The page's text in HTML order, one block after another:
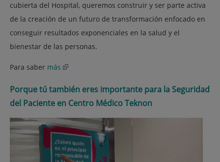
cubierta del Hospital, queremos construir y ser parte activa
de la creación de un futuro de transformación enfocado en
conseguir resultados exponenciales en la salud y el
bienestar de las personas.
Para saber más
Porque tú también eres importante para la Seguridad
del Paciente en Centro Médico Teknon